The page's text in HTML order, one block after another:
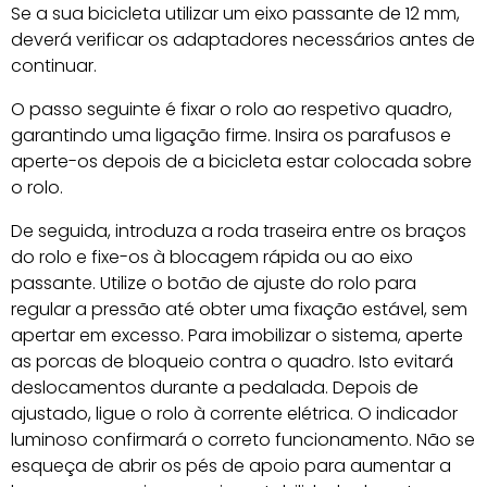
Se a sua bicicleta utilizar um eixo passante de 12 mm,
deverá verificar os adaptadores necessários antes de
continuar.
O passo seguinte é fixar o rolo ao respetivo quadro,
garantindo uma ligação firme. Insira os parafusos e
aperte-os depois de a bicicleta estar colocada sobre
o rolo.
De seguida, introduza a roda traseira entre os braços
do rolo e fixe-os à blocagem rápida ou ao eixo
passante. Utilize o botão de ajuste do rolo para
regular a pressão até obter uma fixação estável, sem
apertar em excesso. Para imobilizar o sistema, aperte
as porcas de bloqueio contra o quadro. Isto evitará
deslocamentos durante a pedalada. Depois de
ajustado, ligue o rolo à corrente elétrica. O indicador
luminoso confirmará o correto funcionamento. Não se
esqueça de abrir os pés de apoio para aumentar a